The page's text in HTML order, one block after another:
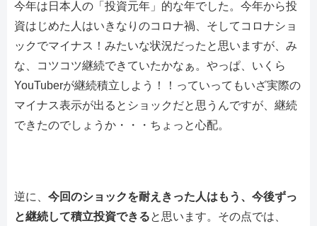
今年は日本人の「投資元年」的な年でした。今年から投
資はじめた人はいきなりのコロナ禍、そしてコロナショ
ックでマイナス！みたいな状況だったと思いますが、み
な、コツコツ継続できていたかなぁ。やっぱ、いくら
YouTuberが継続積立しよう！！っていってもいざ実際の
マイナス表示が出るとショックだと思うんですが、継続
できたのでしょうか・・・ちょっと心配。
逆に、 今回のショックを耐えきった人はもう、今後ずっ
と継続して積立投資できると思います。その点では、